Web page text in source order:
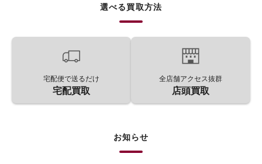
選べる買取方法
宅配便で送るだけ
宅配買取
全店舗アクセス抜群
店頭買取
お知らせ